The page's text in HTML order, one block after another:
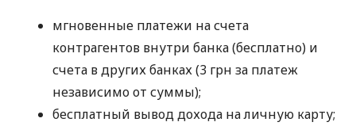
мгновенные платежи на счета
контрагентов внутри банка (бесплатно) и
счета в других банках (3 грн за платеж
независимо от суммы);
бесплатный вывод дохода на личную карту;